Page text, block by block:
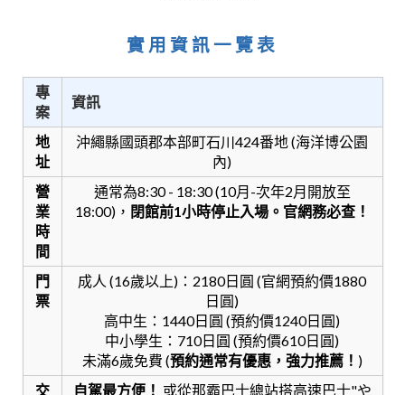
實用資訊一覽表
專
案
資訊
地
址
沖繩縣國頭郡本部町石川424番地 (海洋博公園
內)
營
業
時
間
通常為8:30 - 18:30 (10月-次年2月開放至
18:00)， 閉館前1小時停止入場。官網務必查！
門
票
成人 (16歲以上)：2180日圓 (官網預約價1880
日圓)
高中生：1440日圓 (預約價1240日圓)
中小學生：710日圓 (預約價610日圓)
未滿6歲免費 (預約通常有優惠，強力推薦！ )
交
自駕最方便！ 或從那霸巴士總站搭高速巴士"や